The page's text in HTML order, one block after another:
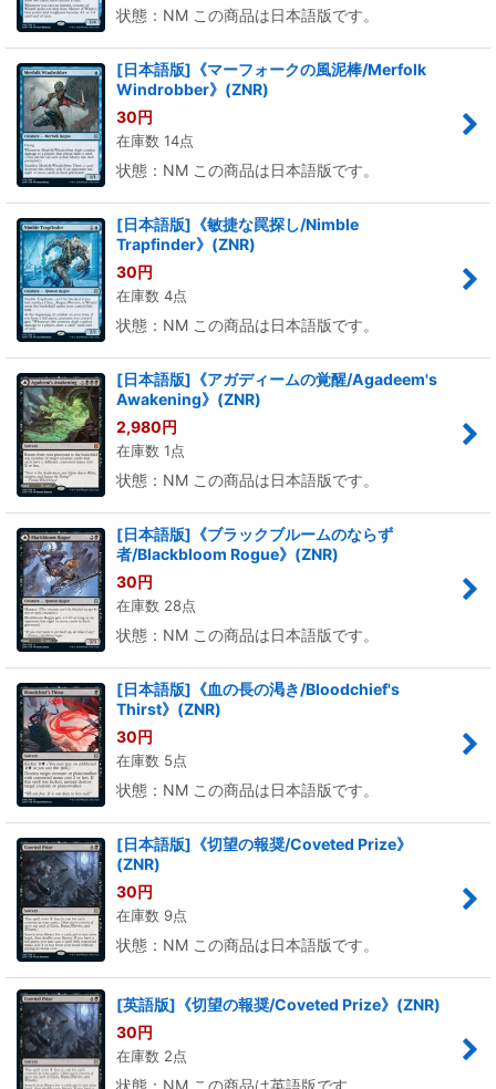
状態：NM この商品は日本語版です。
[日本語版]《マーフォークの風泥棒/Merfolk
Windrobber》(ZNR)
30円
在庫数 14点
状態：NM この商品は日本語版です。
[日本語版]《敏捷な罠探し/Nimble
Trapfinder》(ZNR)
30円
在庫数 4点
状態：NM この商品は日本語版です。
[日本語版]《アガディームの覚醒/Agadeem's
Awakening》(ZNR)
2,980円
在庫数 1点
状態：NM この商品は日本語版です。
[日本語版]《ブラックブルームのならず
者/Blackbloom Rogue》(ZNR)
30円
在庫数 28点
状態：NM この商品は日本語版です。
[日本語版]《血の長の渇き/Bloodchief's
Thirst》(ZNR)
30円
在庫数 5点
状態：NM この商品は日本語版です。
[日本語版]《切望の報奨/Coveted Prize》
(ZNR)
30円
在庫数 9点
状態：NM この商品は日本語版です。
[英語版]《切望の報奨/Coveted Prize》(ZNR)
30円
在庫数 2点
状態：NM この商品は英語版です。